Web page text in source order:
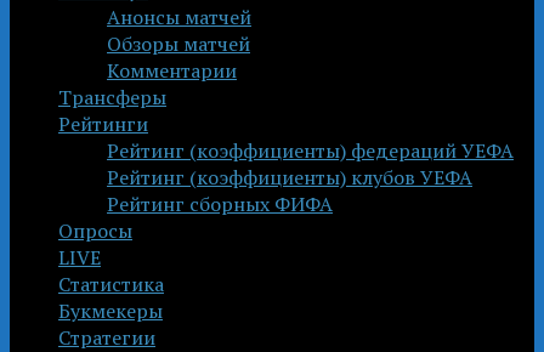
Анонсы матчей
Обзоры матчей
Комментарии
Трансферы
Рейтинги
Рейтинг (коэффициенты) федераций УЕФА
Рейтинг (коэффициенты) клубов УЕФА
Рейтинг сборных ФИФА
Опросы
LIVE
Статистика
Букмекеры
Стратегии